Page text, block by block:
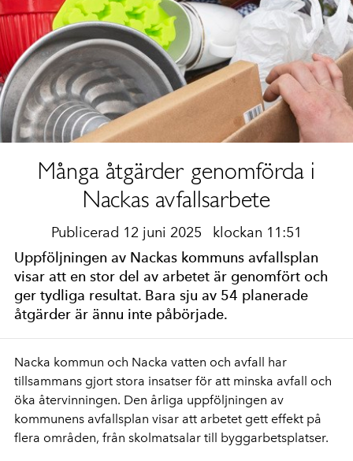
Många åtgärder genomförda i
Nackas avfallsarbete
Publicerad 12 juni 2025 klockan 11:51
Uppföljningen av Nackas kommuns avfallsplan
visar att en stor del av arbetet är genomfört och
ger tydliga resultat. Bara sju av 54 planerade
åtgärder är ännu inte påbörjade.
Nacka kommun och Nacka vatten och avfall har
tillsammans gjort stora insatser för att minska avfall och
öka återvinningen. Den årliga uppföljningen av
kommunens avfallsplan visar att arbetet gett effekt på
flera områden, från skolmatsalar till byggarbetsplatser.